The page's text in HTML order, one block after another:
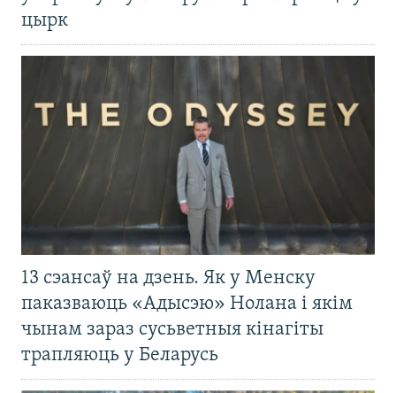
цырк
13 сэансаў на дзень. Як у Менску
паказваюць «Адысэю» Нолана і якім
чынам зараз сусьветныя кінагіты
трапляюць у Беларусь